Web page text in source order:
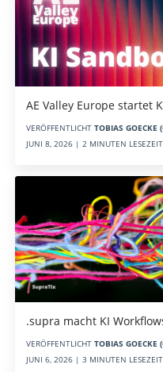
AE Valley Europe startet
VERÖFFENTLICHT TOBIAS GOECKE
JUNI 8, 2026 | 2 MINUTEN LESEZEIT
.supra macht KI
VERÖFFENTLICHT TOBIAS GOECKE
JUNI 6, 2026 | 3 MINUTEN LESEZEIT